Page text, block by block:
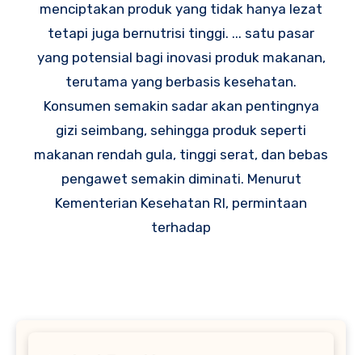
menciptakan produk yang tidak hanya lezat
tetapi juga bernutrisi tinggi. ... satu pasar
yang potensial bagi inovasi produk makanan,
terutama yang berbasis kesehatan.
Konsumen semakin sadar akan pentingnya
gizi seimbang, sehingga produk seperti
makanan rendah gula, tinggi serat, dan bebas
pengawet semakin diminati. Menurut
Kementerian Kesehatan RI, permintaan
terhadap